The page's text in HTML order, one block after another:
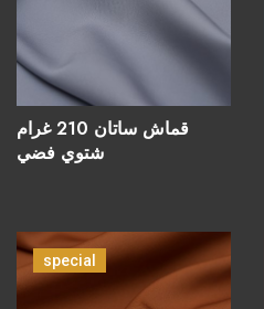
قماش ساتان 210 غرام
شتوي فضي
special